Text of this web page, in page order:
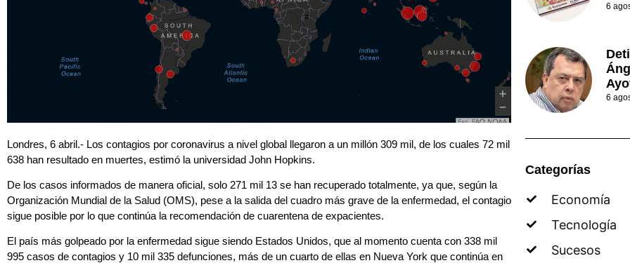
Londres, 6 abril.- Los contagios por coronavirus a nivel global llegaron a un millón 309 mil, de los cuales 72 mil
638 han resultado en muertes, estimó la universidad John Hopkins.
De los casos informados de manera oficial, solo 271 mil 13 se han recuperado totalmente, ya que, según la
Organización Mundial de la Salud (OMS), pese a la salida del cuadro más grave de la enfermedad, el contagio
sigue posible por lo que continúa la recomendación de cuarentena de expacientes.
El país más golpeado por la enfermedad sigue siendo Estados Unidos, que al momento cuenta con 338 mil
995 casos de contagios y 10 mil 335 defunciones, más de un cuarto de ellas en Nueva York que continúa en
6
6
Categorías
Economía
Tecnología
Sucesos